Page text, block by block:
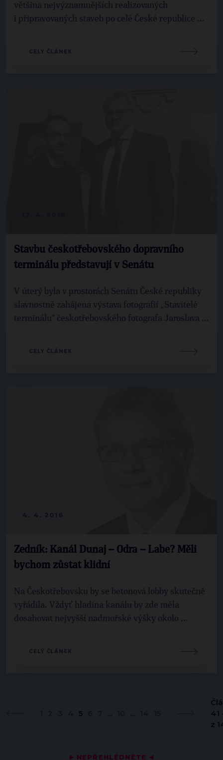
▶ NEPŘEHLÉDNĚTE ◀
většina nejvýznamnějších realizovaných
i připravovaných staveb po celé České republice ...
CELÝ ČLÁNEK
Stavbu českotřebovského dopravního
terminálu představují v Senátu
V úterý byla v prostorách Senátu České republiky
slavnostně zahájena výstava fotografií „Stavitelé
terminálu" českotřebovského fotografa Jaroslava ...
CELÝ ČLÁNEK
Zedník: Kanál Dunaj – Odra – Labe? Měli
bychom zůstat klidní
Na Českotřebovsku by se betonová lobby skutečně
vyřádila. Vždyť hladina kanálu by zde měla
dosahovat nejvyšší nadmořské výšky okolo ...
CELÝ ČLÁNEK
5 ... ...
41
z